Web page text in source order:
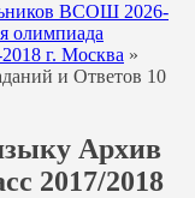
ВСОШ 2026-
олимпиада
г. Москва »
и Ответов 10
Архив
2017/2018